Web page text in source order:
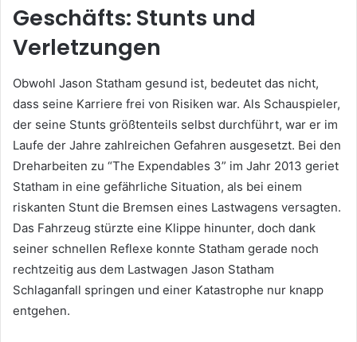
Geschäfts: Stunts und
Verletzungen
Obwohl Jason Statham gesund ist, bedeutet das nicht,
dass seine Karriere frei von Risiken war. Als Schauspieler,
der seine Stunts größtenteils selbst durchführt, war er im
Laufe der Jahre zahlreichen Gefahren ausgesetzt. Bei den
Dreharbeiten zu “The Expendables 3” im Jahr 2013 geriet
Statham in eine gefährliche Situation, als bei einem
riskanten Stunt die Bremsen eines Lastwagens versagten.
Das Fahrzeug stürzte eine Klippe hinunter, doch dank
seiner schnellen Reflexe konnte Statham gerade noch
rechtzeitig aus dem Lastwagen Jason Statham
Schlaganfall springen und einer Katastrophe nur knapp
entgehen.